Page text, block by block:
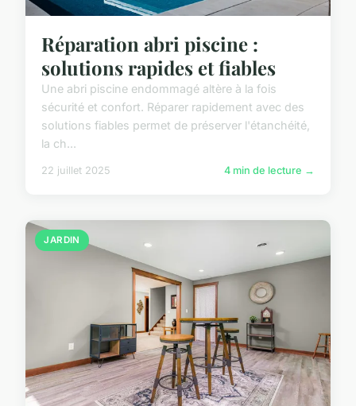
Réparation abri piscine :
solutions rapides et fiables
Une abri piscine endommagé altère à la fois
sécurité et confort. Réparer rapidement avec des
solutions fiables permet de préserver l'étanchéité,
la ch...
22 juillet 2025 4 min de lecture →
JARDIN